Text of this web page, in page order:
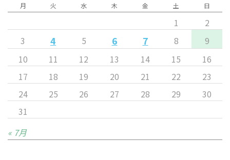
月 火 水 木 金 土 日
1
2
3
4 5 6 7 8
9
10
11 12 13 14 15
16
17
18 19 20 21 22
23
24
25 26 27 28 29
30
31
« 7月